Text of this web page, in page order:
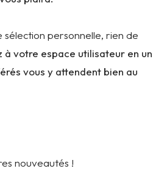
personnelle, rien de
à votre espace utilisateur en un
vous y attendent bien au
nouveautés !